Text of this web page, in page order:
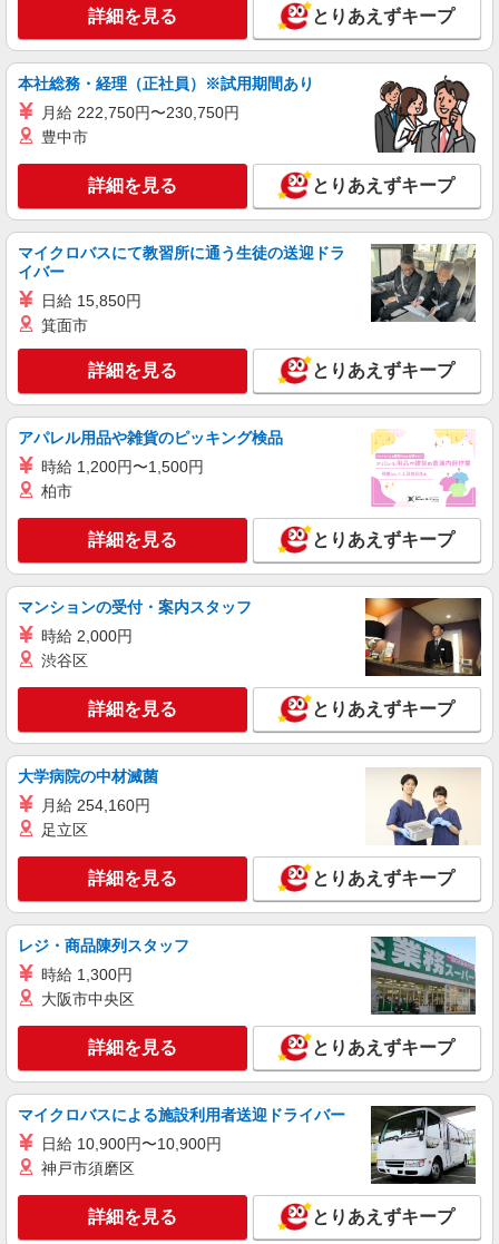
時給1600円〜2250円 ＜日払い有/週払い有/交
通費全支給(ガソリン代含む)＞
大東市 【最寄り駅：野崎】
キープ 詳細を見る
株式会社kotrio /●KT-H-2013451
住道駅チカ★グループホームで夜勤専従★日払
いOK★履歴書不要
時給1600円〜2250円 ＜日払い有/週払い有/交
キープ 詳細を見る
鴻池新田駅｜サ高住STAFF＊落ち着いた雰囲
気でゆったりお仕事♪
時給1600円〜2250円 ＜日払い有/週払い有/交
通費全支給(ガソリン代含む)＞
大東市：鴻池新田駅すぐ♪
キープ 詳細を見る
派遣社員
株式会社kotrio /●KT-H-1956933
住道駅★シフト柔軟で長く働きやすいシニア向
けマンション
時給1600円〜2250円 ＜日払い有/週払い有/交
通費全支給(ガソリン代含む)＞
詳細を見る
株式会社kotrio /●KT-H-1992266
住道駅⇒需要のある福祉業界で介護デビュー＊
時給1600円〜2250円 ＜日払い有/週払い有/交
大東市≪最寄り：住道駅≫
キープ 詳細を見る
派遣社員
株式会社kotrio /●KT-H-2015047
住道駅★未経験OKの人間関係に悩まない職場
へ★サ高住スタッフ
時給1600円〜2250円 ＜日払い有/週払い有/交
詳細を見る とりあえずキープ
本社総務・経理（正社員）※試用期間あり
月給 222,750円〜230,750円
豊中市
詳細を見る とりあえずキープ
マイクロバスにて教習所に通う生徒の送迎ドラ
イバー
日給 15,850円
箕面市
詳細を見る とりあえずキープ
アパレル用品や雑貨のピッキング検品
時給 1,200円〜1,500円
柏市
詳細を見る とりあえずキープ
マンションの受付・案内スタッフ
時給 2,000円
渋谷区
詳細を見る とりあえずキープ
大学病院の中材滅菌
月給 254,160円
足立区
詳細を見る とりあえずキープ
レジ・商品陳列スタッフ
時給 1,300円
大阪市中央区
詳細を見る とりあえずキープ
マイクロバスによる施設利用者送迎ドライバー
日給 10,900円〜10,900円
神戸市須磨区
詳細を見る とりあえずキープ